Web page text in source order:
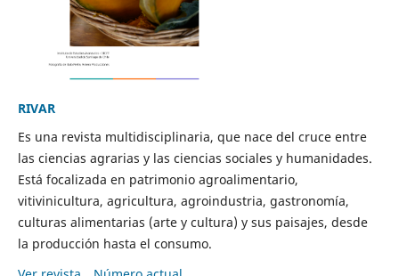
RIVAR
Es una revista multidisciplinaria, que nace del cruce entre
las ciencias agrarias y las ciencias sociales y humanidades.
Está focalizada en patrimonio agroalimentario,
vitivinicultura, agricultura, agroindustria, gastronomía,
culturas alimentarias (arte y cultura) y sus paisajes, desde
la producción hasta el consumo.